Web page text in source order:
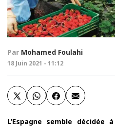
Par Mohamed Foulahi
18 Juin 2021 - 11:12
L’Espagne semble